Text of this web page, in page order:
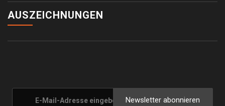
AUSZEICHNUNGEN
Newsletter abonnieren